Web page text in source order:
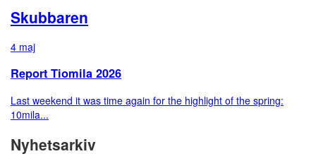
Skubbaren
4 maj
Report Tiomila 2026
Last weekend it was time again for the highlight of the spring:
10mila...
Nyhetsarkiv